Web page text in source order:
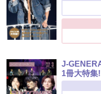
J-
1冊大特